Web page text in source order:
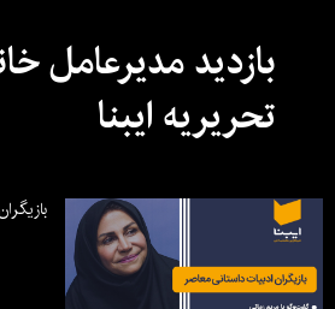
بازدید مدیرعامل
تحریریه ایبنا